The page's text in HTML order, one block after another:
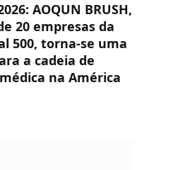
AOQUN BRUSH,
20 empresas da
500, torna-se uma
a cadeia de
na América